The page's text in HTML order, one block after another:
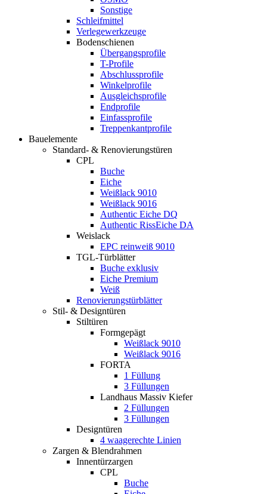
Sonstige
Schleifmittel
Verlegewerkzeuge
Bodenschienen
Übergangsprofile
T-Profile
Abschlussprofile
Winkelprofile
Ausgleichsprofile
Endprofile
Einfassprofile
Treppenkantprofile
Bauelemente
Standard- & Renovierungstüren
CPL
Buche
Eiche
Weißlack 9010
Weißlack 9016
Authentic Eiche DQ
Authentic RissEiche DA
Weislack
EPC reinweiß 9010
TGL-Türblätter
Buche exklusiv
Eiche Premium
Weiß
Renovierungstürblätter
Stil- & Designtüren
Stiltüren
Formgepägt
Weißlack 9010
Weißlack 9016
FORTA
1 Füllung
3 Füllungen
Landhaus Massiv Kiefer
2 Füllungen
3 Füllungen
Designtüren
4 waagerechte Linien
Zargen & Blendrahmen
Innentürzargen
CPL
Buche